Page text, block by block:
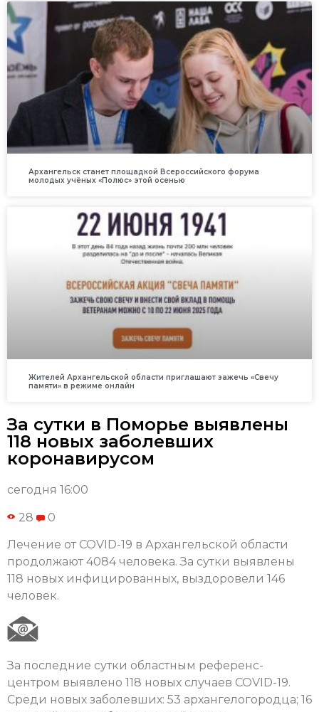
Архангельск станет площадкой Всероссийского форума
молодых учёных «Полюс» этой осенью
Жителей Архангельской области приглашают зажечь «Свечу
памяти» в режиме онлайн
За сутки в Поморье выявлены
118 новых заболевших
коронавирусом
сегодня 16:00
28 0
Лечение от COVID-19 в Архангельской области
продолжают 4084 человека. За сутки выявлены
118 новых инфицированных, выздоровели 146
человек.
За последние сутки областным референс-
центром выявлено 118 новых случаев COVID-19.
Среди новых заболевших: 53 архангелогородца; 16